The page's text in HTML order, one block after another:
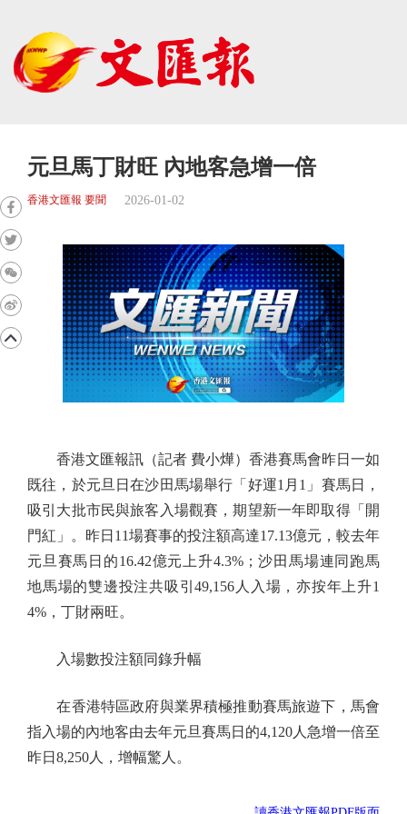
元旦馬丁財旺 內地客急增一倍
香港文匯報 要聞 2026-01-02
香港文匯報訊（記者 費小燁）香港賽馬會昨日一如
既往，於元旦日在沙田馬場舉行「好運1月1」賽馬日，
吸引大批市民與旅客入場觀賽，期望新一年即取得「開
門紅」。昨日11場賽事的投注額高達17.13億元，較去年
元旦賽馬日的16.42億元上升4.3%；沙田馬場連同跑馬
地馬場的雙邊投注共吸引49,156人入場，亦按年上升1
4%，丁財兩旺。
入場數投注額同錄升幅
在香港特區政府與業界積極推動賽馬旅遊下，馬會
指入場的內地客由去年元旦賽馬日的4,120人急增一倍至
昨日8,250人，增幅驚人。